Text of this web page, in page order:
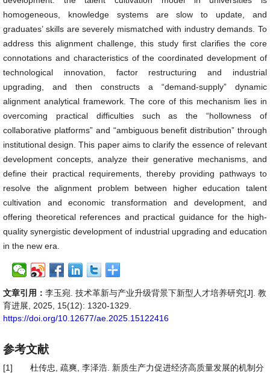
homogeneous, knowledge systems are slow to update, and
graduates’ skills are severely mismatched with industry demands. To
address this alignment challenge, this study first clarifies the core
connotations and characteristics of the coordinated development of
technological innovation, factor restructuring and industrial
upgrading, and then constructs a “demand-supply” dynamic
alignment analytical framework. The core of this mechanism lies in
overcoming practical difficulties such as the “hollowness of
collaborative platforms” and “ambiguous benefit distribution” through
institutional design. This paper aims to clarify the essence of relevant
development concepts, analyze their generative mechanisms, and
define their practical requirements, thereby providing pathways to
resolve the alignment problem between higher education talent
cultivation and economic transformation and development, and
offering theoretical references and practical guidance for the high-
quality synergistic development of industrial upgrading and education
in the new era.
文章引用： 李玉宛. 技术革新与产业升级背景下新型人才培养研究[J]. 教
育进展, 2025, 15(12): 1320-1329.
https://doi.org/10.12677/ae.2025.15122416
参考文献
[1]
杜传忠, 疏爽, 李泽浩. 新质生产力促进经济高质量发展的机制分